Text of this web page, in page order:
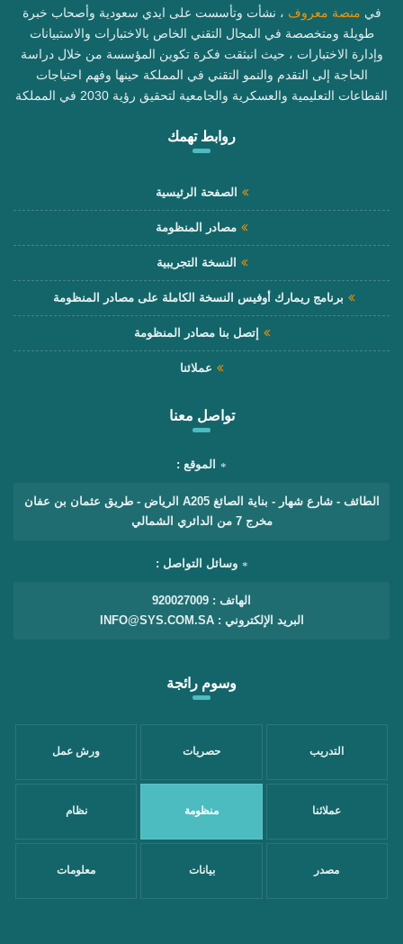
في منصة معروف ، نشأت وتأسست على ايدي سعودية وأصحاب خبرة
طويلة ومتخصصة في المجال التقني الخاص بالاختبارات والاستبيانات
وإدارة الاختبارات ، حيث انبثقت فكرة تكوين المؤسسة من خلال دراسة
الحاجة إلى التقدم والنمو التقني في المملكة حينها وفهم احتياجات
القطاعات التعليمية والعسكرية والجامعية لتحقيق رؤية 2030 في المملكة
روابط تهمك
الصفحة الرئيسية
مصادر المنظومة
النسخة التجريبية
برنامج ريمارك أوفيس النسخة الكاملة على مصادر المنظومة
إتصل بنا مصادر المنظومة
عملائنا
تواصل معنا
الموقع :
الطائف - شارع شهار - بناية الصائغ A205 الرياض - طريق عثمان بن عفان
مخرج 7 من الدائري الشمالي
وسائل التواصل :
الهاتف : 920027009
البريد الإلكتروني : INFO@SYS.COM.SA
وسوم رائجة
التدريب حصريات ورش عمل
عملائنا منظومة نظام
مصدر بيانات معلومات